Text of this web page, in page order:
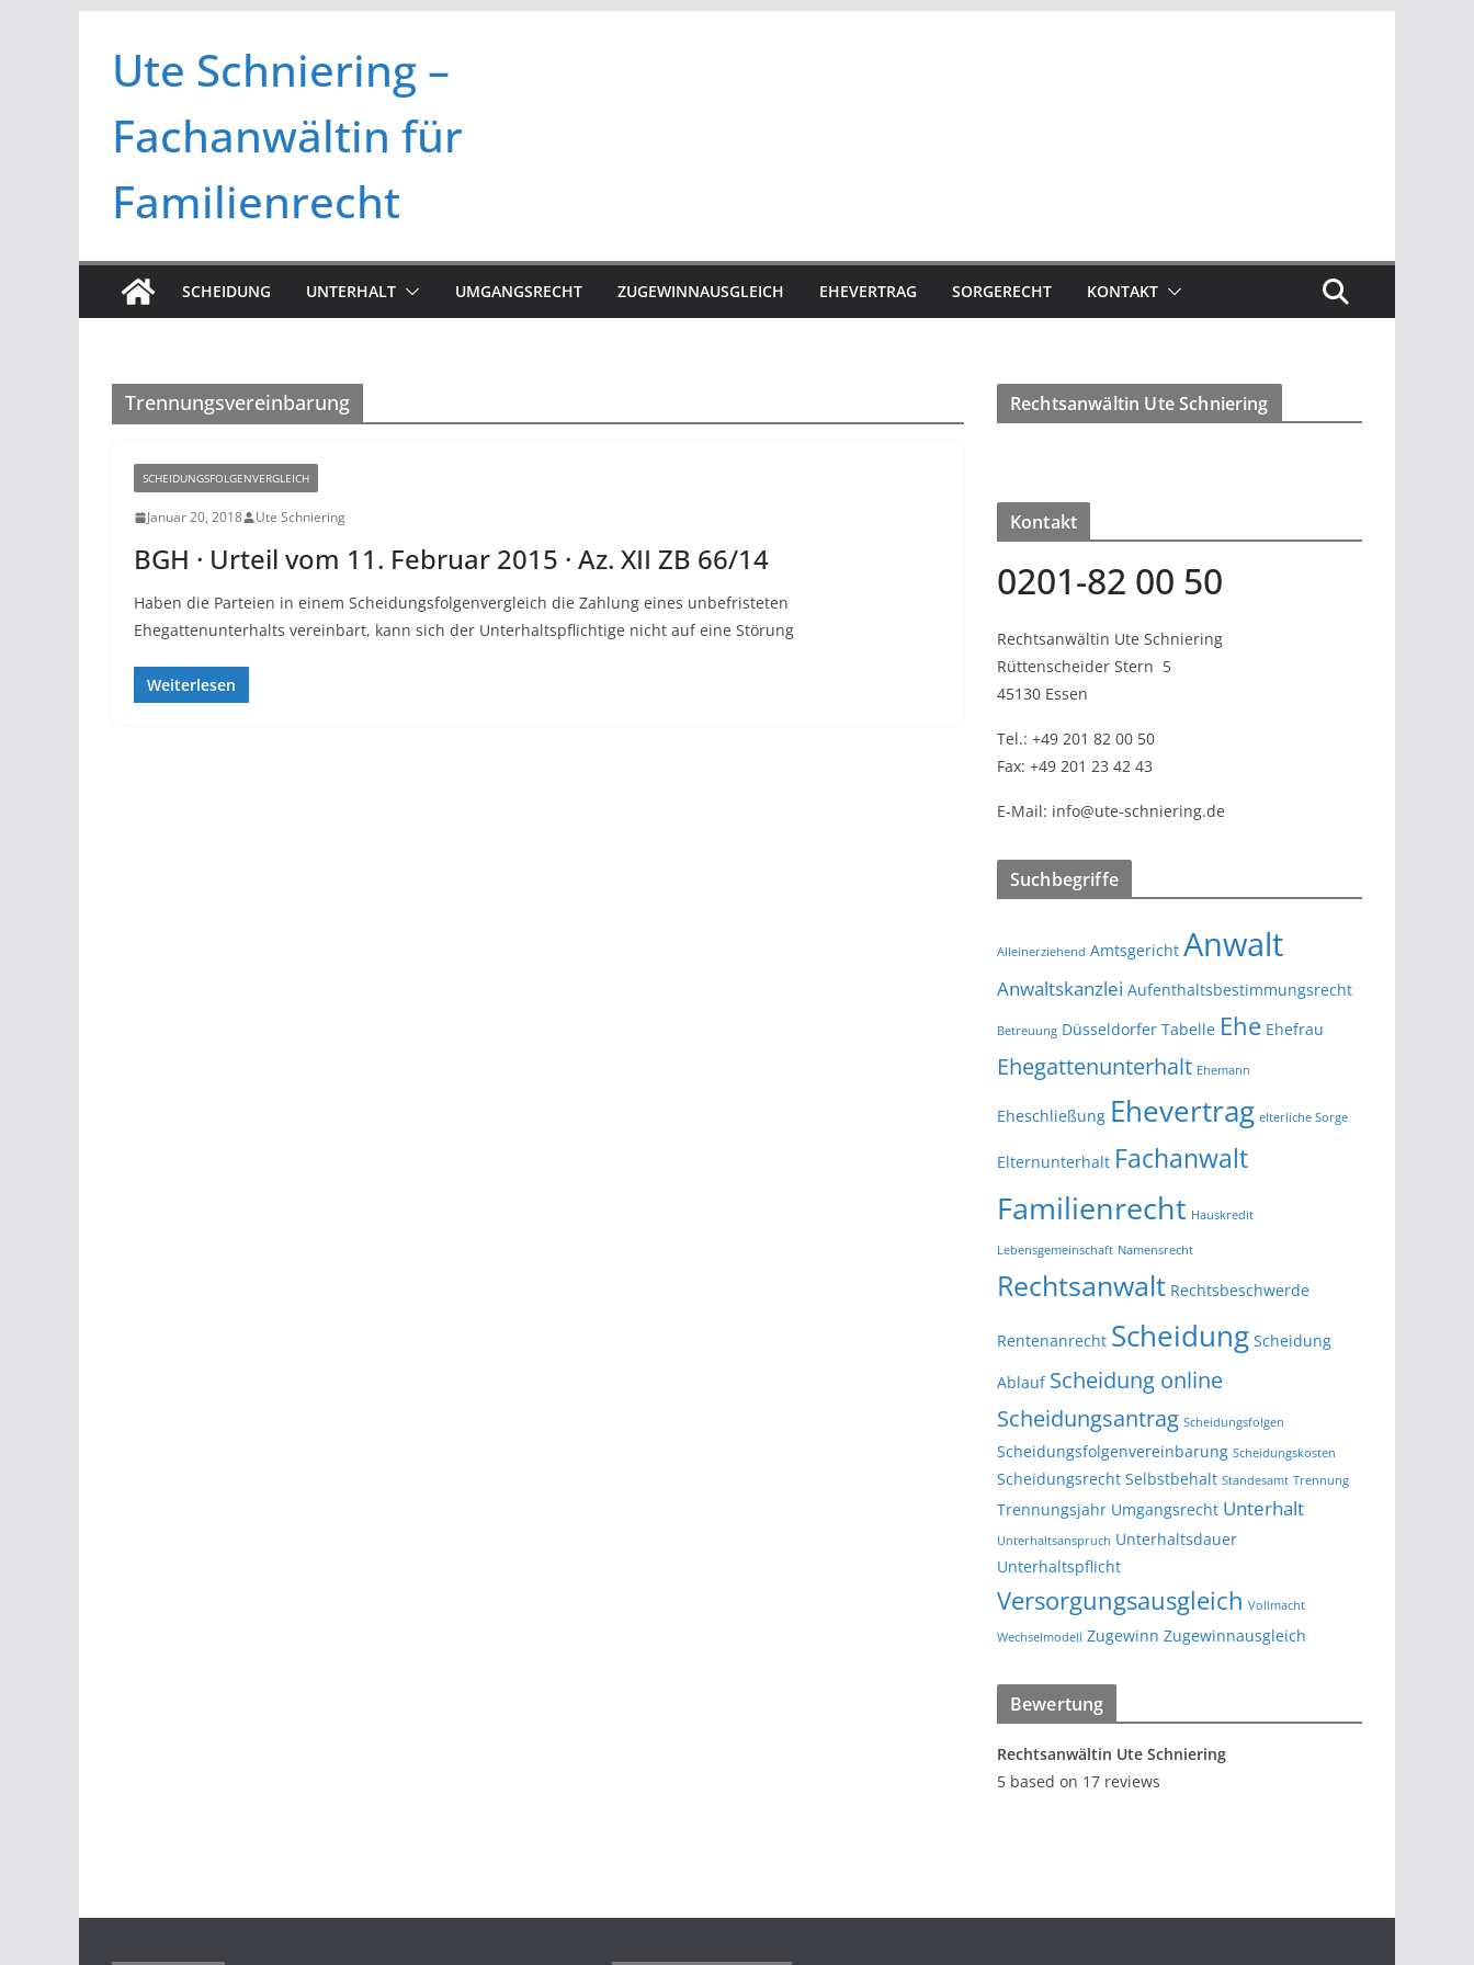
Inhalt
springen
Ute Schniering –
Fachanwältin für
Familienrecht
SCHEIDUNG UNTERHALT UMGANGSRECHT ZUGEWINNAUSGLEICH EHEVERTRAG SORGERECHT KONTAKT
Trennungsvereinbarung
SCHEIDUNGSFOLGENVERGLEICH
Januar 20, 2018 Ute Schniering
BGH · Urteil vom 11. Februar 2015 · Az. XII ZB 66/14
Haben die Parteien in einem Scheidungsfolgenvergleich die Zahlung eines unbefristeten
Ehegattenunterhalts vereinbart, kann sich der Unterhaltspflichtige nicht auf eine Störung
Weiterlesen
Rechtsanwältin Ute Schniering
Kontakt
0201-82 00 50
Rechtsanwältin Ute Schniering
Rüttenscheider Stern 5
45130 Essen
Tel.: +49 201 82 00 50
Fax: +49 201 23 42 43
E-Mail: info@ute-schniering.de
Suchbegriffe
Alleinerziehend Amtsgericht Anwalt
Anwaltskanzlei Aufenthaltsbestimmungsrecht
Betreuung Düsseldorfer Tabelle Ehe Ehefrau
Ehegattenunterhalt Ehemann
Eheschließung Ehevertrag elterliche Sorge
Elternunterhalt Fachanwalt
Familienrecht Hauskredit
Lebensgemeinschaft Namensrecht
Rechtsanwalt Rechtsbeschwerde
Rentenanrecht Scheidung Scheidung
Ablauf Scheidung online
Scheidungsantrag Scheidungsfolgen
Scheidungsfolgenvereinbarung Scheidungskosten
Scheidungsrecht Selbstbehalt Standesamt Trennung
Trennungsjahr Umgangsrecht Unterhalt
Unterhaltsanspruch Unterhaltsdauer
Unterhaltspflicht
Versorgungsausgleich Vollmacht
Wechselmodell Zugewinn Zugewinnausgleich
Bewertung
Rechtsanwältin Ute Schniering
5 based on 17 reviews